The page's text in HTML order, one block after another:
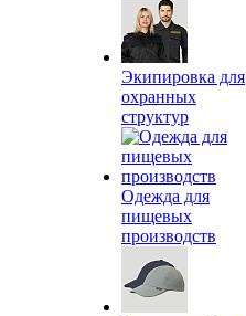
Экипировка для
охранных
структур
Одежда для
пищевых
производств